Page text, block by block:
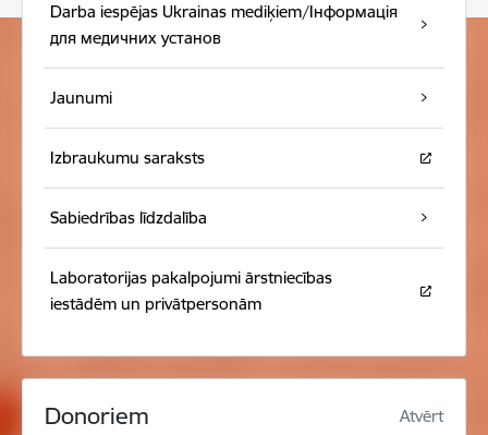
Darba iespējas Ukrainas mediķiem/Інформація
для медичних установ
Jaunumi
Izbraukumu saraksts
Sabiedrības līdzdalība
Laboratorijas pakalpojumi ārstniecības
iestādēm un privātpersonām
Donoriem Atvērt